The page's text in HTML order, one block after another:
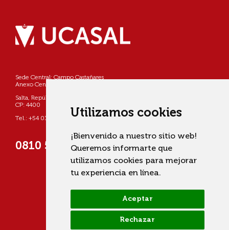
Utilizamos cookies
¡Bienvenido a nuestro sitio web!
Queremos informarte que
utilizamos cookies para mejorar
tu experiencia en línea.
Aceptar
Rechazar
Sede Central: Campo Castañares
Anexo Centro: Pellegrini 790
Salta, República Argentina
CP: 4400
Tel.: +54 0387 4268800
0810 555 822725 (UCASAL)